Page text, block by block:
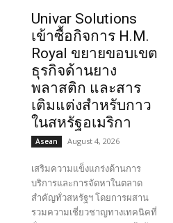
Univar Solutions
เข้าซื้อกิจการ H.M.
Royal ขยายขอบเขต
ธุรกิจด้านยาง
พลาสติก และสาร
เติมแต่งสำหรับกาว
ในสหรัฐอเมริกา
Asean August 4, 2026
เสริมความแข็งแกร่งด้านการ
บริการและการจัดหาในตลาด
สำคัญทั่วสหรัฐฯ โดยการผสาน
รวมความเชี่ยวชาญทางเทคนิคที่